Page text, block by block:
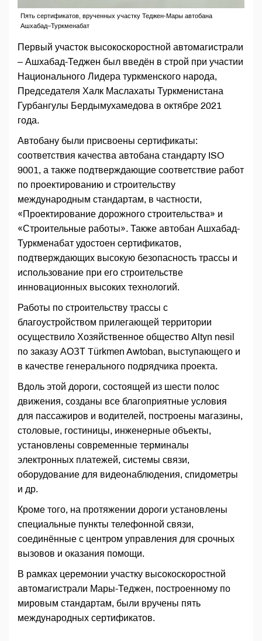
Пять сертификатов, врученных участку Теджен-Мары автобана
Ашхабад–Туркменабат
Первый участок высокоскоростной автомагистрали
– Ашхабад-Теджен был введён в строй при участии
Национального Лидера туркменского народа,
Председателя Халк Маслахаты Туркменистана
Гурбангулы Бердымухамедова в октябре 2021
года.
Автобану были присвоены сертификаты:
соответствия качества автобана стандарту ISO
9001, а также подтверждающие соответствие работ
по проектированию и строительству
международным стандартам, в частности,
«Проектирование дорожного строительства» и
«Строительные работы». Также автобан Ашхабад-
Туркменабат удостоен сертификатов,
подтверждающих высокую безопасность трассы и
использование при его строительстве
инновационных высоких технологий.
Работы по строительству трассы с
благоустройством прилегающей территории
осуществило Хозяйственное общество Altyn nesil
по заказу АОЗТ Türkmen Awtoban, выступающего и
в качестве генерального подрядчика проекта.
Вдоль этой дороги, состоящей из шести полос
движения, созданы все благоприятные условия
для пассажиров и водителей, построены магазины,
столовые, гостиницы, инженерные объекты,
установлены современные терминалы
электронных платежей, системы связи,
оборудование для видеонаблюдения, спидометры
и др.
Кроме того, на протяжении дороги установлены
специальные пункты телефонной связи,
соединённые с центром управления для срочных
вызовов и оказания помощи.
В рамках церемонии участку высокоскоростной
автомагистрали Мары-Теджен, построенному по
мировым стандартам, были вручены пять
международных сертификатов.